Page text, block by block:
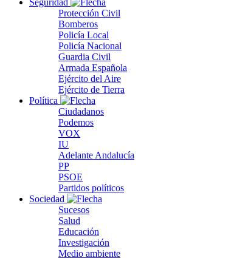
Seguridad
Protección Civil
Bomberos
Policía Local
Policía Nacional
Guardia Civil
Armada Española
Ejército del Aire
Ejército de Tierra
Política
Ciudadanos
Podemos
VOX
IU
Adelante Andalucía
PP
PSOE
Partidos políticos
Sociedad
Sucesos
Salud
Educación
Investigación
Medio ambiente